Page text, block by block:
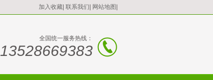
加入收藏 联系我们 网站地图
全国统一服务热线：
13528669383